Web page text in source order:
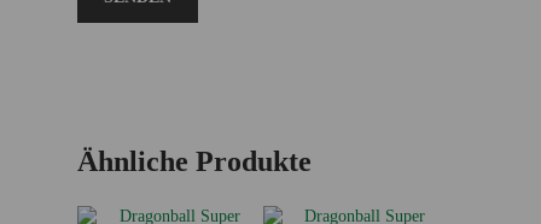
Ähnliche Produkte